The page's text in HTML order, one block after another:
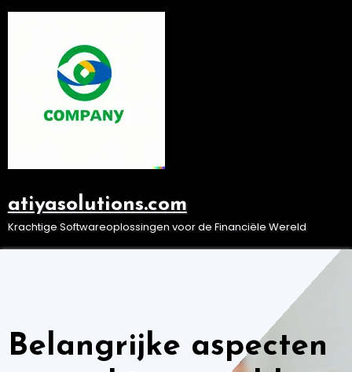
Ga
atiyasolutions.com
Krachtige Softwareoplossingen voor de Financiële Wereld
Belangrijke aspecten